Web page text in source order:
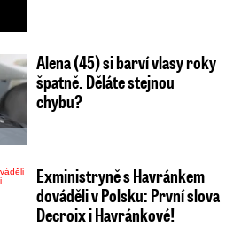
Alena (45) si barví vlasy roky
špatně. Děláte stejnou
chybu?
Exministryně s Havránkem
dováděli v Polsku: První slova
Decroix i Havránkové!